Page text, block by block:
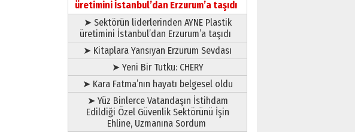
üretimini İstanbul’dan Erzurum’a taşıdı
➤ Sektörün liderlerinden AYNE Plastik
üretimini İstanbul’dan Erzurum’a taşıdı
➤ Kitaplara Yansıyan Erzurum Sevdası
➤ Yeni Bir Tutku: CHERY
➤ Kara Fatma’nın hayatı belgesel oldu
➤ Yüz Binlerce Vatandaşın İstihdam
Edildiği Özel Güvenlik Sektörünü İşin
Ehline, Uzmanına Sordum